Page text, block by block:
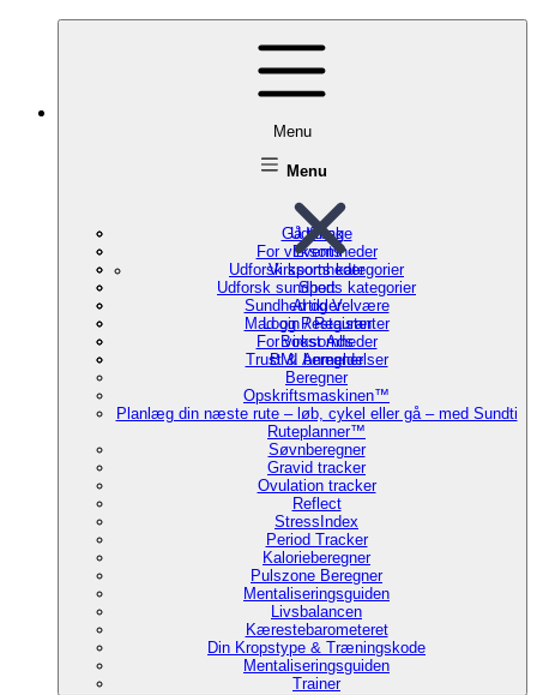
Menu
Menu
Udforsk
Events
Udforsk sports kategorier
Udforsk sundheds kategorier
Artikler
Login / Register
For virksomheder
BMI beregner
Beregner
Opskriftsmaskinen™
Planlæg din næste rute – løb, cykel eller gå – med Sundti
Ruteplanner™
Søvnberegner
Gravid tracker
Ovulation tracker
Reflect
StressIndex
Period Tracker
Kalorieberegner
Pulszone Beregner
Mentaliseringsguiden
Livsbalancen
Kærestebarometeret
Din Kropstype & Træningskode
Mentaliseringsguiden
Trainer
Gå tilbage
For virksomheder
Virksomheder
Sport
Sundhed og Velvære
Mad og Restauranter
Boost Ads
Trust & Anmeldelser